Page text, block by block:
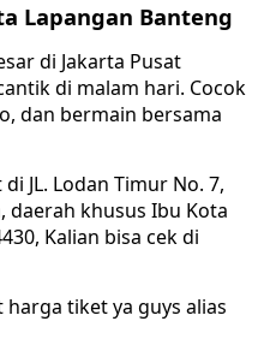
Lapangan Banteng
di Jakarta Pusat
di malam hari. Cocok
dan bermain bersama
JL. Lodan Timur No. 7,
daerah khusus Ibu Kota
Kalian bisa cek di
tiket ya guys alias